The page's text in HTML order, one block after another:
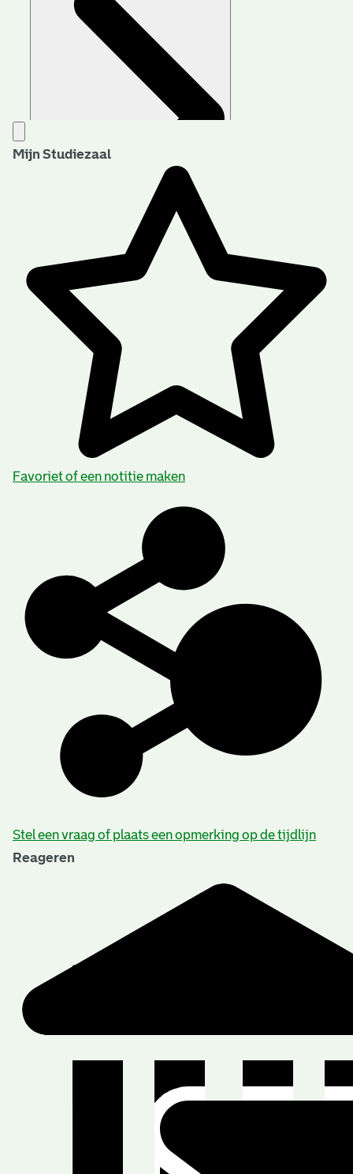
Aanwijzingen voor de gebruiker
Beschrijving van de series en archiefbestanddelen
Mijn Studiezaal
Favoriet of een notitie maken
Stel een vraag of plaats een opmerking op de tijdlijn
Reageren